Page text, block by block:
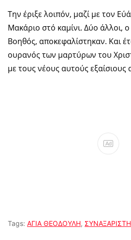
Την έριξε λοιπόν, μαζί με τον
Μακάριο στό καμίνι. Δύο άλλοι, ο
Βοηθός, αποκεφαλίστηκαν. Και
ουρανός των μαρτύρων του
με τους νέους αυτούς εξαίσιους
Ad
Tags: ΑΓΙΑ ΘΕΟΔΟΥΛΗ,